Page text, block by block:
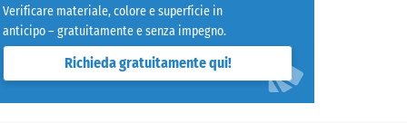
ca. 0,53
(BS 7188)
16°, gruppo R10
Verificare materiale, colore e superficie in
anticipo – gratuitamente e senza impegno.
Richieda gratuitamente qui!